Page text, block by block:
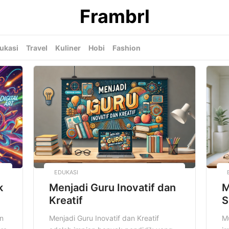
Frambrl
Travel Kuliner Hobi Fashion
EDUKASI
Menjadi Guru Inovatif dan
Kreatif
Menjadi Guru Inovatif dan Kreatif